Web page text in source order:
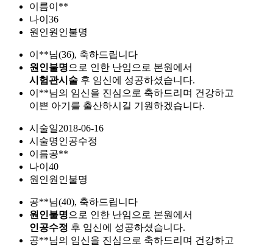
이름이**
나이 36
원인원인불명
이**님(36), 축하드립니다
원인불명으로 인한 난임으로 본원에서
시험관시술 후 임신에 성공하셨습니다.
이**님의 임신을 진심으로 축하드리며 건강하고
이쁜 아기를 출산하시길 기원하겠습니다.
시술일2018-06-16
시술명인공수정
이름공**
나이 40
원인원인불명
공**님(40), 축하드립니다
원인불명으로 인한 난임으로 본원에서
인공수정 후 임신에 성공하셨습니다.
공**님의 임신을 진심으로 축하드리며 건강하고